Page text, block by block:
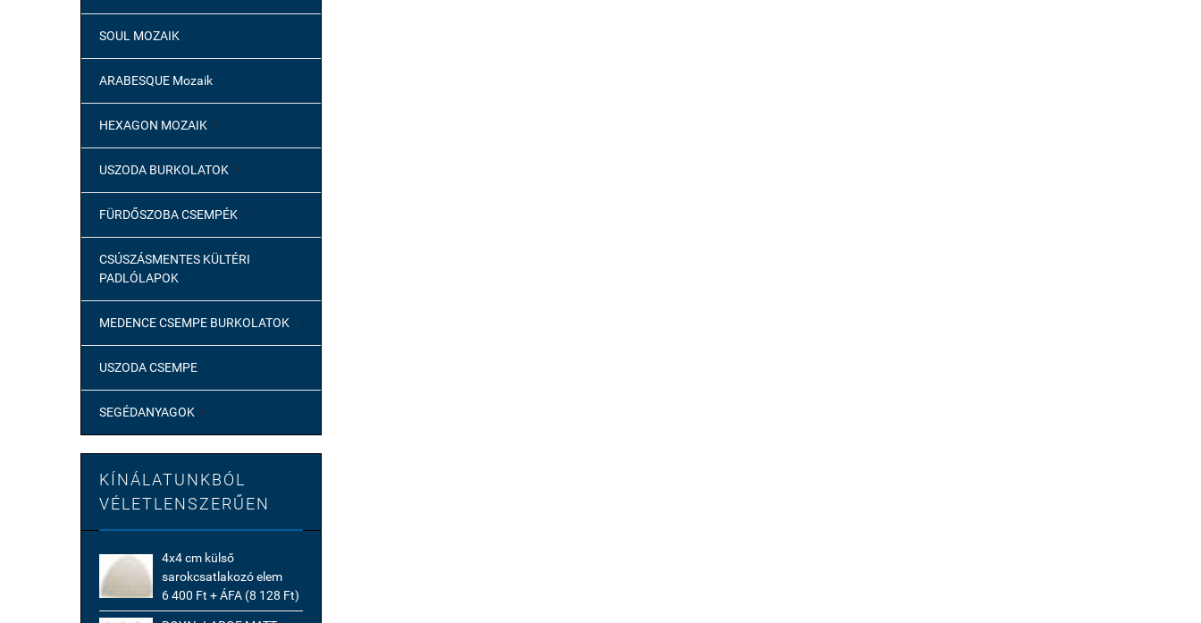
SOUL MOZAIK
ARABESQUE Mozaik
HEXAGON MOZAIK 
USZODA BURKOLATOK 
FÜRDŐSZOBA CSEMPÉK 
CSÚSZÁSMENTES KÜLTÉRI
PADLÓLAPOK
MEDENCE CSEMPE BURKOLATOK 
USZODA CSEMPE
SEGÉDANYAGOK 
KÍNÁLATUNKBÓL
VÉLETLENSZERŰEN
4x4 cm külső
sarokcsatlakozó elem
6 400 Ft + ÁFA (8 128 Ft)